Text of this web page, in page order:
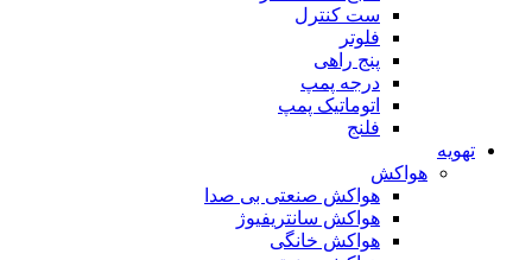
ست کنترل
فلوتر
پنج راهی
درجه پمپ
اتوماتیک پمپ
فلنج
تهویه
هواکش
هواکش صنعتی بی صدا
هواکش سانتریفیوژ
هواکش خانگی